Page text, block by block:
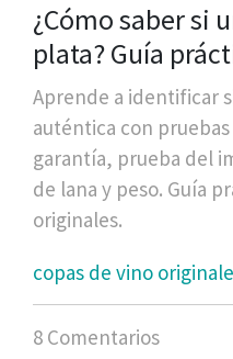
¿Cómo saber si
plata? Guía
plata auténtica
Aprende a identificar
auténtica con
garantía, prueba del
de lana y peso. Guía
originales.
copas de vino
8 Comentarios